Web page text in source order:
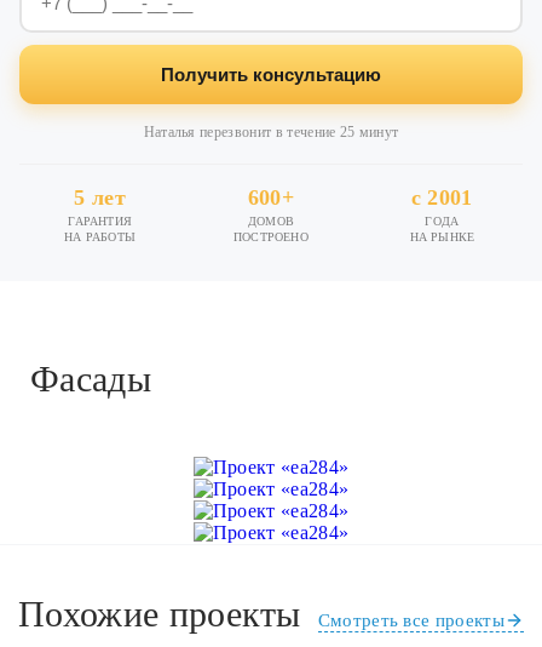
Получить консультацию
Наталья перезвонит в течение 25 минут
5 лет
ГАРАНТИЯ
НА РАБОТЫ
600+
ДОМОВ
ПОСТРОЕНО
с 2001
ГОДА
НА РЫНКЕ
Фасады
Похожие проекты Смотреть все проекты